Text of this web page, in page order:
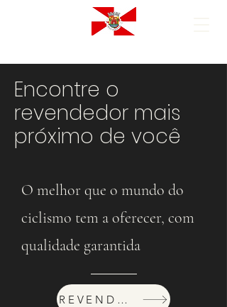
Encontre o
revendedor mais
próximo de você
O melhor que o mundo do
ciclismo tem a oferecer, com
qualidade garantida
REVENDEDORES